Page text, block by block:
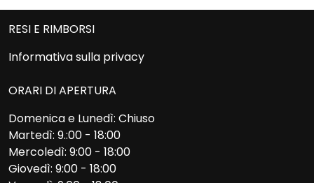
RESI E RIMBORSI
Informativa sulla privacy
ORARI DI APERTURA
Domenica e Lunedì: Chiuso
Martedì: 9.:00 - 18:00
Mercoledì: 9:00 - 18:00
Giovedì: 9:00 - 18:00